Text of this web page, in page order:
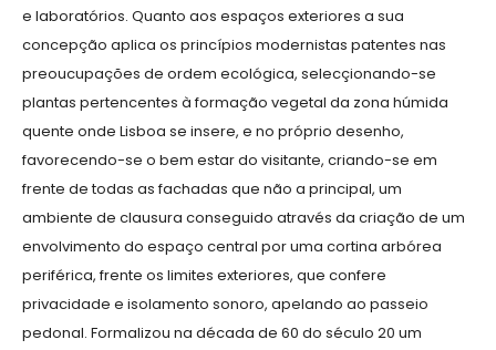
e laboratórios. Quanto aos espaços exteriores a sua
concepção aplica os princípios modernistas patentes nas
preoucupações de ordem ecológica, selecçionando-se
plantas pertencentes à formação vegetal da zona húmida
quente onde Lisboa se insere, e no próprio desenho,
favorecendo-se o bem estar do visitante, criando-se em
frente de todas as fachadas que não a principal, um
ambiente de clausura conseguido através da criação de um
envolvimento do espaço central por uma cortina arbórea
periférica, frente os limites exteriores, que confere
privacidade e isolamento sonoro, apelando ao passeio
pedonal. Formalizou na década de 60 do século 20 um